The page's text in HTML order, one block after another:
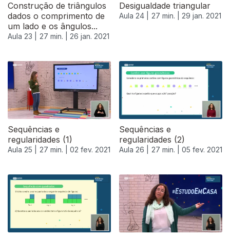
Construção de triângulos
dados o comprimento de
um lado e os ângulos...
Aula 23 | 27 min. | 26 jan. 2021
Desigualdade triangular
Aula 24 | 27 min. | 29 jan. 2021
Sequências e
regularidades (1)
Aula 25 | 27 min. | 02 fev. 2021
Sequências e
regularidades (2)
Aula 26 | 27 min. | 05 fev. 2021